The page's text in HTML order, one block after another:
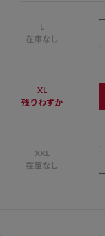
L
在庫なし
XL
残りわずか
XXL
在庫なし